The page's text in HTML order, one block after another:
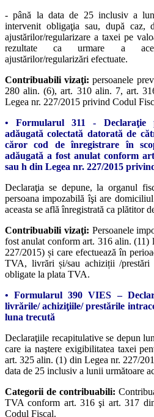
- până la data de 25 inclusiv a
intervenit obligaţia sau, după caz,
ajustărilor/regularizare a taxei pe
rezultate ca urmare a
ajustărilor/regularizări efectuate.
Contribuabili vizaţi: persoanele
280 alin. (6), art. 310 alin. 7, art.
Legea nr. 227/2015 privind Codul
• Formularul 311 - Declaraţie
adăugată colectată datorată de
căror cod de înregistrare în
adăugată a fost anulat conform
sau h din Legea nr. 227/2015
Declaraţia se depune, la organul
persoana impozabilă îşi are
aceasta se află înregistrată ca plătitor
Contribuabili vizaţi: Persoanele
fost anulat conform art. 316 alin.
227/2015) și care efectuează în
TVA, livrări și/sau achiziții /
obligate la plata TVA.
• Formularul 390 VIES –
livrările/ achiziţiile/ prestările
luna trecută
Declaraţiile recapitulative se depun
care ia naştere exigibilitatea taxei
art. 325 alin. (1) din Legea nr. 227/
data de 25 inclusiv a lunii următoare
Categorii de contribuabili:
TVA conform art. 316 şi art. 317
Codul Fiscal.